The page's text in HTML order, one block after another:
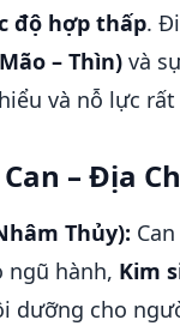
độ hợp thấp.
– Thìn) và
và nỗ lực
– Địa
Thủy):
ngũ hành, Kim
dưỡng cho